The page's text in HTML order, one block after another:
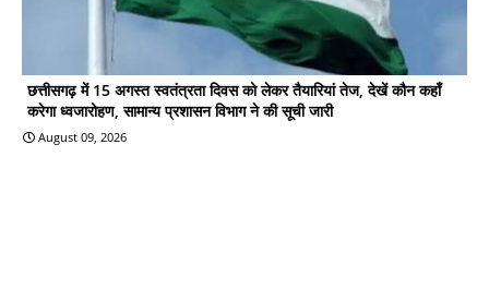
छत्तीसगढ़ में 15 अगस्त स्वतंत्रता दिवस को लेकर तैयारियां तेज, देखें कौन कहाँ
करेगा ध्वजारोहण, सामान्य प्रशासन विभाग ने की सूची जारी
August 09, 2026